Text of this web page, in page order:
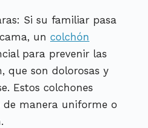
Si su familiar pasa
un colchón
para prevenir las
que son dolorosas y
Estos colchones
de manera uniforme o